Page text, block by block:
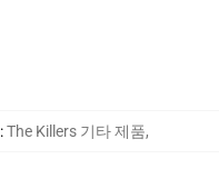
:The Killers 기타 제품,